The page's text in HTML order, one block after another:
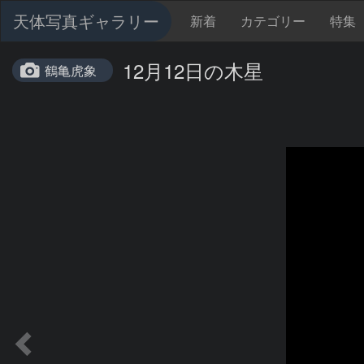
天体写真ギャラリー 新着 カテゴリー 特集
鶴亀虎象 12月12日の木星